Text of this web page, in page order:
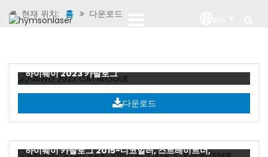
현재 위치: 홈 다운로드
하이웨이 2023 카탈로그
다운로드
하이웨이 카탈로그 2015-디코일러, 스트레이트너,